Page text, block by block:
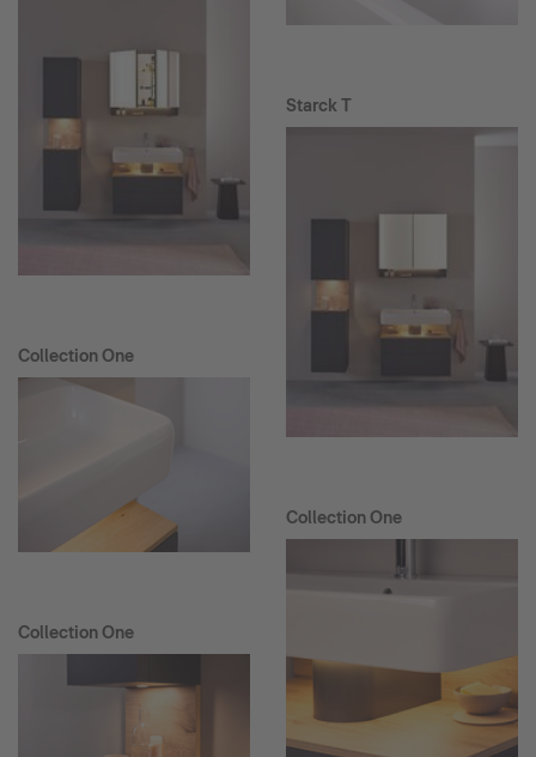
Collection One
Collection One
Starck T
Collection One